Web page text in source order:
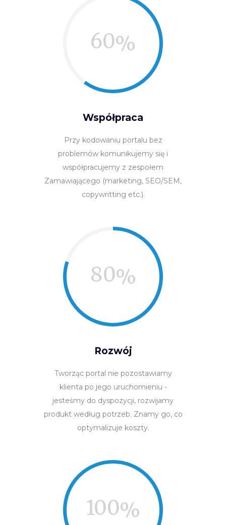
60
Współpraca
Przy kodowaniu portalu bez
problemów komunikujemy się i
współpracujemy z zespołem
Zamawiającego (marketing, SEO/SEM,
copywritting etc.).
80
Rozwój
Tworząc portal nie pozostawiamy
klienta po jego uruchomieniu -
jesteśmy do dyspozycji, rozwijamy
produkt według potrzeb. Znamy go, co
optymalizuje koszty.
100